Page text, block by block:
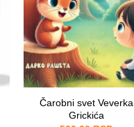
Čarobni svet Veverka
Grickića